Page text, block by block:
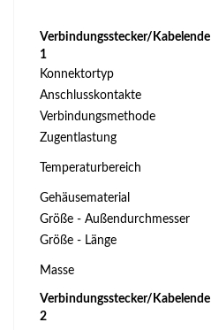
Verbindungsstecker/Kabelende
1
Konnektortyp
Anschlusskontakte
Verbindungsmethode
Zugentlastung
Temperaturbereich
Gehäusematerial
Größe - Außendurchmesser
Größe - Länge
Masse
Verbindungsstecker/Kabelende
2